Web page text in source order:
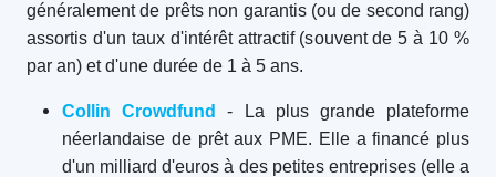
généralement de prêts non garantis (ou de second rang)
assortis d'un taux d'intérêt attractif (souvent de 5 à 10 %
par an) et d'une durée de 1 à 5 ans.
Collin Crowdfund
- La plus grande plateforme
néerlandaise de prêt aux PME. Elle a financé plus
d'un milliard d'euros à des petites entreprises (elle a